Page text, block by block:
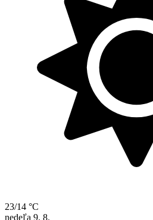
23/14 °C
nedeľa 9. 8.